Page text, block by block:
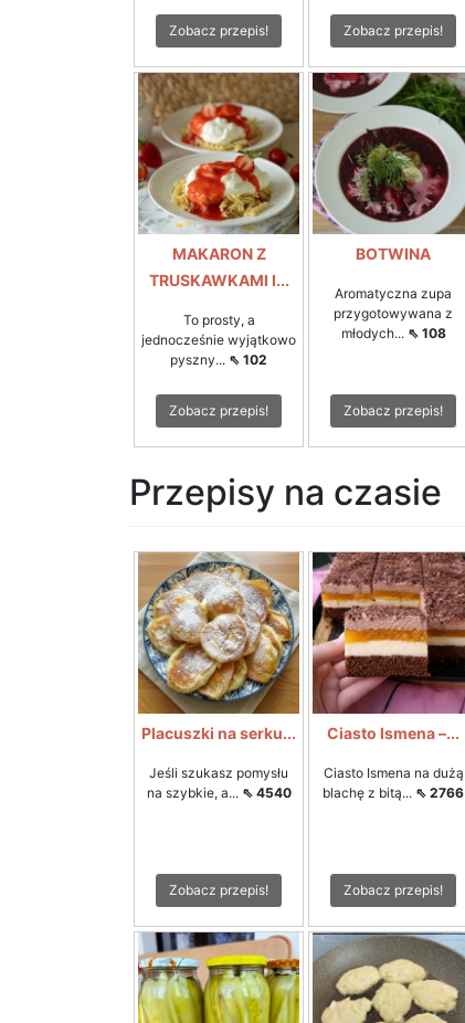
Zobacz przepis! Zobacz przepis!
MAKARON Z
TRUSKAWKAMI I...
To prosty, a
jednocześnie wyjątkowo
pyszny... ⇖ 102
Zobacz przepis!
BOTWINA
Aromatyczna zupa
przygotowywana z
młodych... ⇖ 108
Zobacz przepis!
Przepisy na czasie
Placuszki na serku...
Jeśli szukasz pomysłu
na szybkie, a... ⇖ 4540
Zobacz przepis!
Ciasto Ismena –...
Ciasto Ismena na dużą
blachę z bitą... ⇖ 2766
Zobacz przepis!